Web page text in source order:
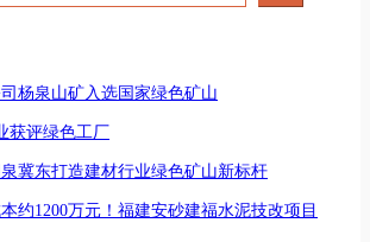
杨泉山矿入选国家绿色矿山
获评绿色工厂
冀东打造建材行业绿色矿山新标杆
约1200万元！福建安砂建福水泥技改项目